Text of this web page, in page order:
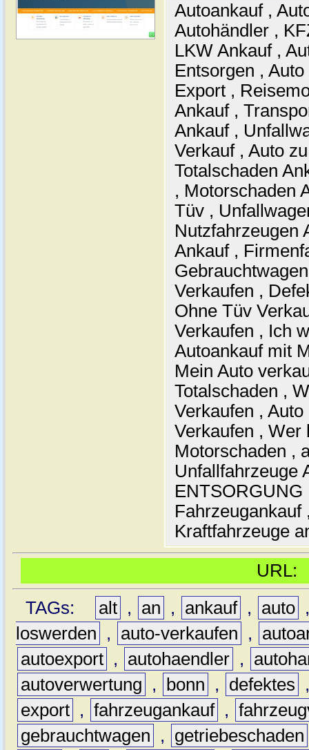
Autoankauf ,
Autohändler ,
LKW Ankauf ,
Entsorgen ,
Export ,
Ankauf ,
Ankauf ,
Verkauf , Auto
Totalschaden
, Motorschaden
Tüv ,
Nutzfahrzeugen
Ankauf ,
Verkaufen ,
Ohne Tüv
Verkaufen , Ich
Autoankauf mit
Mein Auto
Totalschaden ,
Verkaufen ,
Verkaufen , Wer
Motorschaden ,
Unfallfahrzeuge
ENTSORGUNG
Fahrzeugankauf
Kraftfahrzeuge
TAGs:
alt , an , ankauf , auto
loswerden
, auto-verkaufen ,
autoexport , autohaendler ,
autoverwertung
, bonn , defektes
export , fahrzeugankauf ,
gebrauchtwagen
,
getriebeschaden